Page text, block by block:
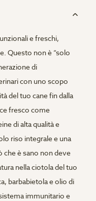
e freschi,
Questo non è “solo
di
con uno scopo
del tuo cane fin dalla
fresco come
di alta qualità e
riso integrale e una
che è sano non deve
nella ciotola del tuo
barbabietola e olio di
immunitario e